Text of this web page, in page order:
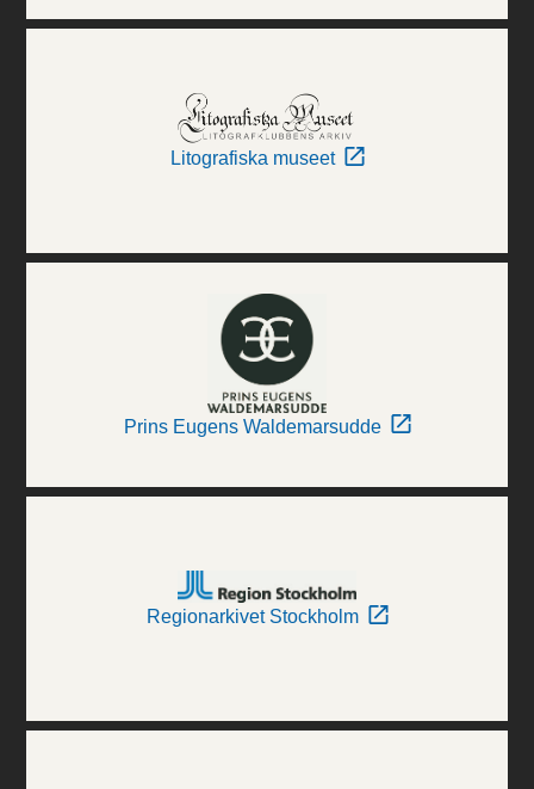
Litografiska museet
Prins Eugens Waldemarsudde
Regionarkivet Stockholm